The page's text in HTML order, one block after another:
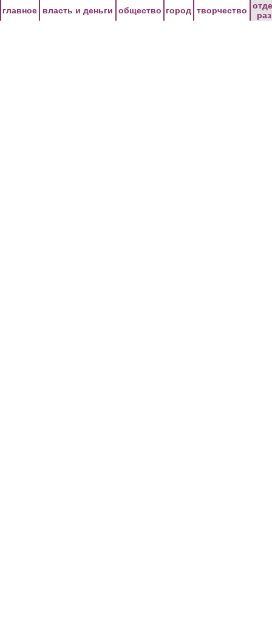
главное власть и деньги общество город творчество